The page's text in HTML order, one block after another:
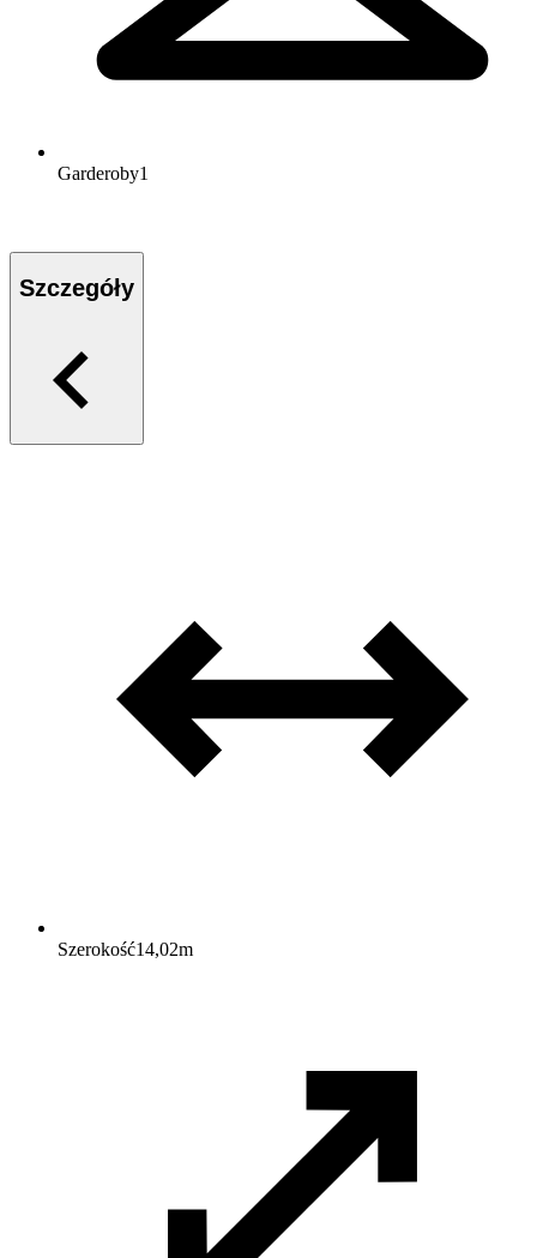
Garderoby1
Szczegóły
Szerokość14,02m